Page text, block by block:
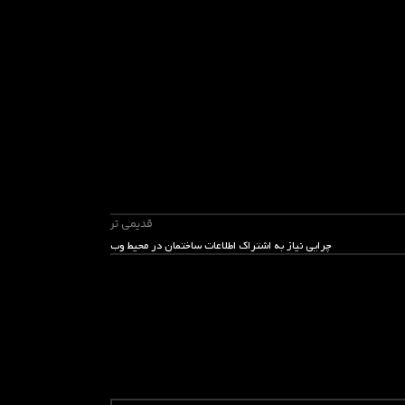
قدیمی تر
چرایی نیاز به اشتراک اطلاعات ساختمان در محیط وب